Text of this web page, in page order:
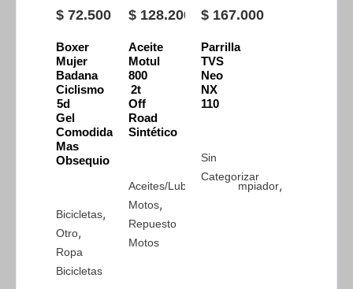
$ 72.500
Boxer
Mujer
Badana
Ciclismo
5d
Gel
Comodidad
Mas
Obsequio
Bicicletas,
Otro,
Ropa
Bicicletas
$ 128.200
Aceite
Motul
800
2t
Off
Road
Sintético
Aceites/Lubricantes/Limpiador,
Motos,
Repuesto
Motos
$ 167.000
Parrilla
TVS
Neo
NX
110
Sin
Categorizar